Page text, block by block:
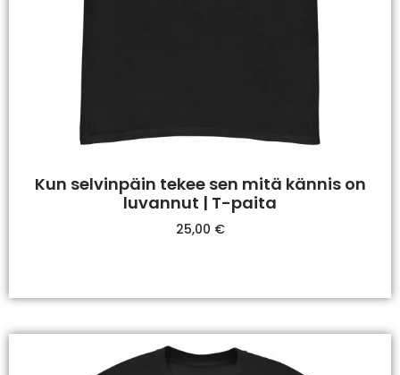
Kun selvinpäin tekee sen mitä kännis on
luvannut | T-paita
25,00 €